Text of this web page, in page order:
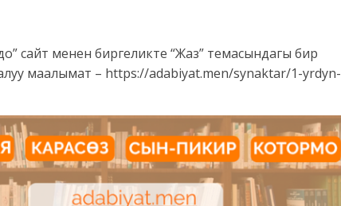
сайт менен биргеликте “Жаз” темасындагы бир
маалымат – https://adabiyat.men/synaktar/1-yrdyn-